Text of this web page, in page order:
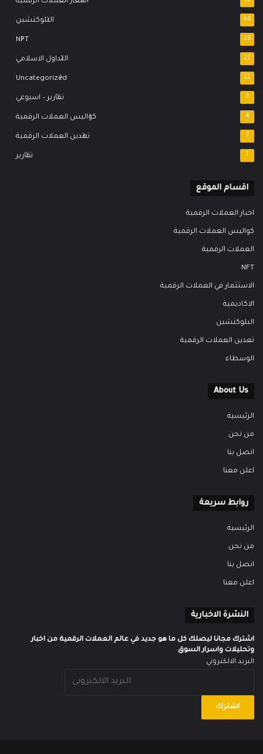
البلوكتشين 46
NFT 28
التداول الاسلامي 22
Uncategorized 22
تقارير – اسبوعي 8
كواليس العملات الرقمية 4
تعدين العملات الرقمية 3
تقارير 1
اقسام الموقع
اخبار العملات الرقمية
كواليس العملات الرقمية
العملات الرقمية
NFT
الاستثمار في العملات الرقمية
الاكاديمية
البلوكتشين
تعدين العملات الرقمية
الوسطاء
About Us
الرئيسية
من نحن
اتصل بنا
اعلن معنا
روابط سريعة
الرئيسية
من نحن
اتصل بنا
اعلن معنا
النشرة الاخبارية
اشترك مجانا ليصلك كل ما هو جديد في عالم العملات الرقمية من اخبار
وتحليلات واسرار السوق
البريد الالكتروني